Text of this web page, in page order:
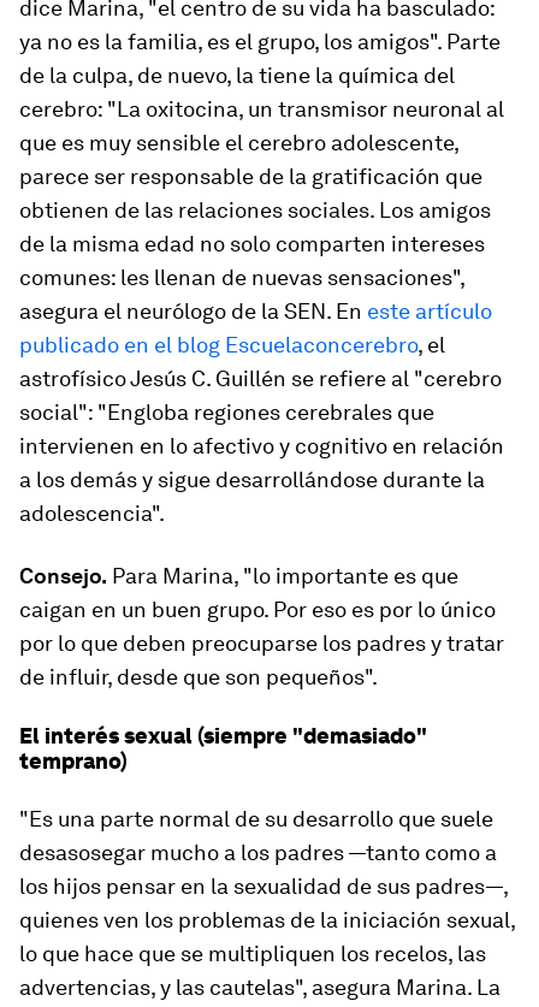
dice Marina, "el centro de su vida ha basculado:
ya no es la familia, es el grupo, los amigos". Parte
de la culpa, de nuevo, la tiene la química del
cerebro: "La oxitocina, un transmisor neuronal al
que es muy sensible el cerebro adolescente,
parece ser responsable de la gratificación que
obtienen de las relaciones sociales. Los amigos
de la misma edad no solo comparten intereses
comunes: les llenan de nuevas sensaciones",
asegura el neurólogo de la SEN. En este artículo
publicado en el blog Escuelaconcerebro, el
astrofísico Jesús C. Guillén se refiere al "cerebro
social": "Engloba regiones cerebrales que
intervienen en lo afectivo y cognitivo en relación
a los demás y sigue desarrollándose durante la
adolescencia".
Consejo. Para Marina, "lo importante es que
caigan en un buen grupo. Por eso es por lo único
por lo que deben preocuparse los padres y tratar
de influir, desde que son pequeños".
El interés sexual (siempre "demasiado"
temprano)
"Es una parte normal de su desarrollo que suele
desasosegar mucho a los padres —tanto como a
los hijos pensar en la sexualidad de sus padres—,
quienes ven los problemas de la iniciación sexual,
lo que hace que se multipliquen los recelos, las
advertencias, y las cautelas", asegura Marina. La